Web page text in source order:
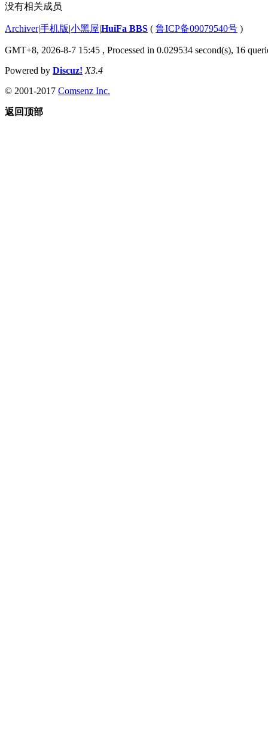
没有相关成员
Archiver|手机版|小黑屋|HuiFa BBS ( 鲁ICP备09079540号 )
GMT+8, 2026-8-7 15:45 , Processed in 0.029534 second(s), 16
Powered by Discuz! X3.4
© 2001-2017 Comsenz Inc.
返回顶部